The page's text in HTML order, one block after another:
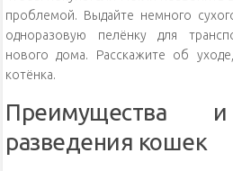
проблемой. Выдайте немного
одноразовую пелёнку для
нового дома. Расскажите об
котёнка.
Преимущества
разведения кошек